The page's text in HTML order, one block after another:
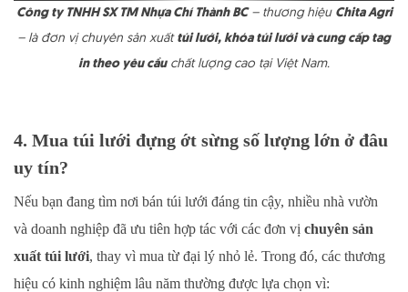
Công ty TNHH SX TM Nhựa Chí Thành BC– thương hiệu Chita Agri
– là đơn vị chuyên sản xuất túi lưới, khóa túi lưới và cung cấp tag
in theo yêu cầuchất lượng cao tại Việt Nam.
4. Mua túi lưới đựng ớt sừng số lượng lớn ở đâu
uy tín?
Nếu bạn đang tìm nơi bán túi lưới đáng tin cậy, nhiều nhà vườn
và doanh nghiệp đã ưu tiên hợp tác với các đơn vị chuyên sản
xuất túi lưới, thay vì mua từ đại lý nhỏ lẻ. Trong đó, các thương
hiệu có kinh nghiệm lâu năm thường được lựa chọn vì: